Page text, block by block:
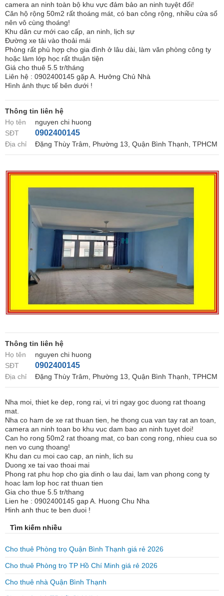
camera an ninh toàn bộ khu vực đảm bảo an ninh tuyệt đối!
Căn hộ rộng 50m2 rất thoáng mát, có ban công rộng, nhiều cửa sổ
nên vô cùng thoáng!
Khu dân cư mới cao cấp, an ninh, lịch sự
Đường xe tải vào thoải mái
Phòng rất phù hợp cho gia đình ở lâu dài, làm văn phòng công ty
hoặc làm lớp học rất thuận tiện
Giá cho thuê 5.5 tr/tháng
Liên hệ : 0902400145 gặp A. Hưởng Chủ Nhà
Hình ảnh thực tế bên dưới !
Thông tin liên hệ
Họ tên
nguyen chi huong
SĐT
0902400145
Địa chỉ Đặng Thùy Trâm, Phường 13, Quận Bình Thạnh, TPHCM
Thông tin liên hệ
Họ tên
nguyen chi huong
SĐT
0902400145
Địa chỉ Đặng Thùy Trâm, Phường 13, Quận Bình Thạnh, TPHCM
Nha moi, thiet ke dep, rong rai, vi tri ngay goc duong rat thoang
mat.
Nha co ham de xe rat thuan tien, he thong cua van tay rat an toan,
camera an ninh toan bo khu vuc dam bao an ninh tuyet doi!
Can ho rong 50m2 rat thoang mat, co ban cong rong, nhieu cua so
nen vo cung thoang!
Khu dan cu moi cao cap, an ninh, lich su
Duong xe tai vao thoai mai
Phong rat phu hop cho gia dinh o lau dai, lam van phong cong ty
hoac lam lop hoc rat thuan tien
Gia cho thue 5.5 tr/thang
Lien he : 0902400145 gap A. Huong Chu Nha
Hinh anh thuc te ben duoi !
Tìm kiếm nhiều
Cho thuê Phòng trọ Quận Bình Thạnh giá rẻ 2026
Cho thuê Phòng trọ TP Hồ Chí Minh giá rẻ 2026
Cho thuê nhà Quận Bình Thạnh